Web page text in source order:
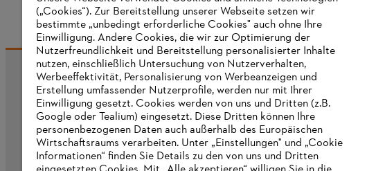
Informationen für Lieferanten
Produkte
Kontakt
Karriere
Hinweisgebersystem
(„Cookies“). Zur Bereitstellung unserer Webseite setzen wir
bestimmte „unbedingt erforderliche Cookies" auch ohne Ihre
Einwilligung. Andere Cookies, die wir zur Optimierung der
Nutzerfreundlichkeit und Bereitstellung personalisierter Inhalte
nutzen, einschließlich Untersuchung von Nutzerverhalten,
Werbeeffektivität, Personalisierung von Werbeanzeigen und
Erstellung umfassender Nutzerprofile, werden nur mit Ihrer
Einwilligung gesetzt. Cookies werden von uns und Dritten (z.B.
Google oder Tealium) eingesetzt. Diese Dritten können Ihre
personenbezogenen Daten auch außerhalb des Europäischen
Wirtschaftsraums verarbeiten. Unter „Einstellungen" und „Cookie
Informationen“ finden Sie Details zu den von uns und Dritten